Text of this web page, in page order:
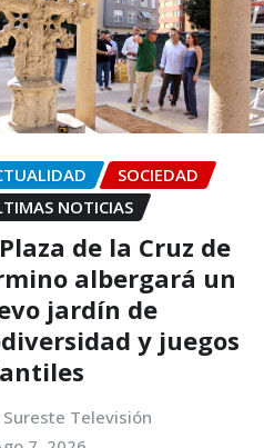
SOCIEDAD
NOTICIAS
de la Cruz de
albergará un
jardín de
y juegos
Sureste Televisión